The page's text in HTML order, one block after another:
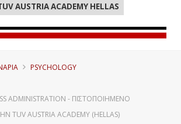
AUSTRIA ACADEMY HELLAS
PSYCHOLOGY
ADMINISTRATION - ΠΙΣΤΟΠΟΙΗΜΈΝΟ
AUSTRIA ACADEMY (HELLAS)